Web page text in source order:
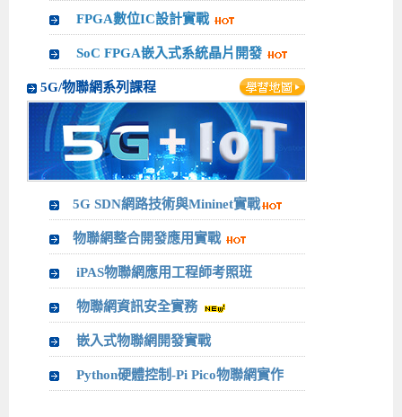
FPGA數位IC設計實戰
SoC FPGA嵌入式系統晶片開發
5G/物聯網系列課程
5G SDN網路技術與Mininet實戰
物聯網整合開發應用實戰
iPAS物聯網應用工程師考照班
物聯網資訊安全實務
嵌入式物聯網開發實戰
Python硬體控制-Pi Pico物聯網實作